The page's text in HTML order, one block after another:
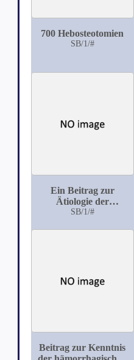
700 Hebosteotomien
SB/1/#
Ein Beitrag zur
Ätiologie der
Uterusfibromyome
SB/1/#
Beitrag zur Kenntnis